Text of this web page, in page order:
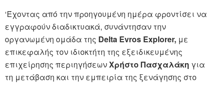
‘Έχοντας από την προηγουμένη ημέρα φροντίσει να
εγγραφούν διαδικτυακά, συνάντησαν την
οργανωμένη ομάδα της Delta Evros Explorer, με
επικεφαλής τον ιδιοκτήτη της εξειδικευμένης
επιχείρησης περιηγήσεωνΧρήστο Πασχαλάκη για
τη μετάβαση και την εμπειρία της ξενάγησης στο